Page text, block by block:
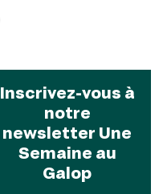
Inscrivez-vous à
notre
newsletter Une
Semaine au
Galop